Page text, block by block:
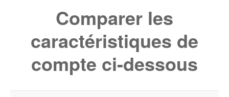
Comparer les
caractéristiques de
compte ci-dessous